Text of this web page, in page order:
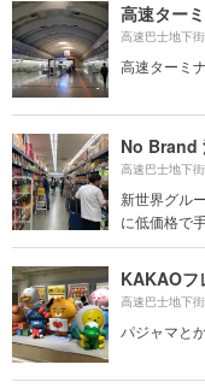
高速ター
高速巴士地下
高速ターミナ
高速巴士地下
新世界グル
に低価格で
高速巴士地下
パジャマと